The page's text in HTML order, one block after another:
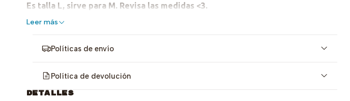
Es talla L, sirve para M. Revisa las medidas <3.
Leer más
Políticas de envío
Política de devolución
DETALLES